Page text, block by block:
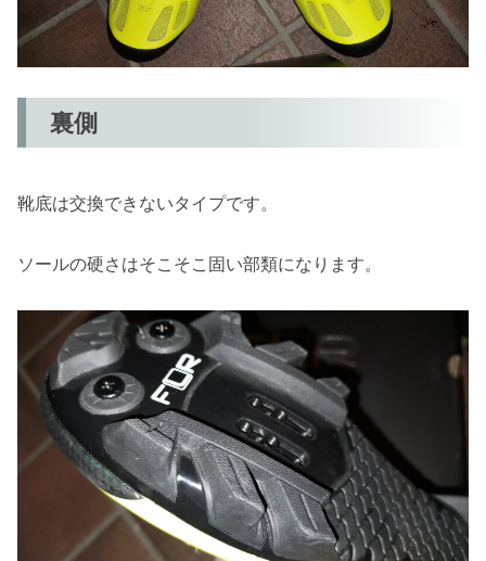
裏側
靴底は交換できないタイプです。
ソールの硬さはそこそこ固い部類になります。